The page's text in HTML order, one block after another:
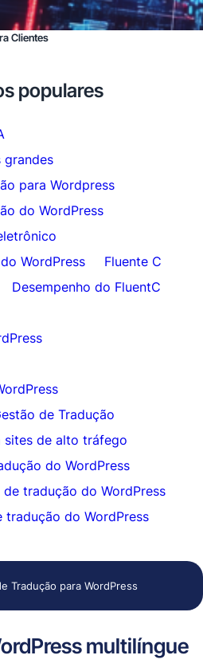
Clientes
populares
grandes
para Wordpress
do WordPress
WordPress
Fluente C
Desempenho do FluentC
de Tradução
sites de alto tráfego
do WordPress
tradução do WordPress
do WordPress
Tradução para WordPress
multilíngue